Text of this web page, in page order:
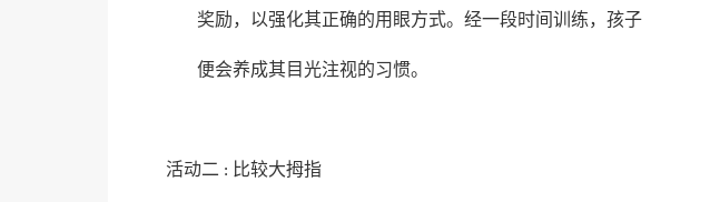
奖励，以强化其正确的用眼方式。经一段时间训练，孩子
便会养成其目光注视的习惯。
活动二 : 比较大拇指